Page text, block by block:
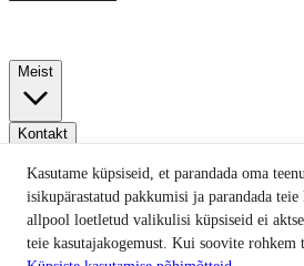
Kasutame küpsiseid, et parandada oma
isikupärastatud pakkumisi ja parandada
allpool loetletud valikulisi küpsiseid ei
teie kasutajakogemust. Kui soovite rohkem
Meist
Kontakt
Info